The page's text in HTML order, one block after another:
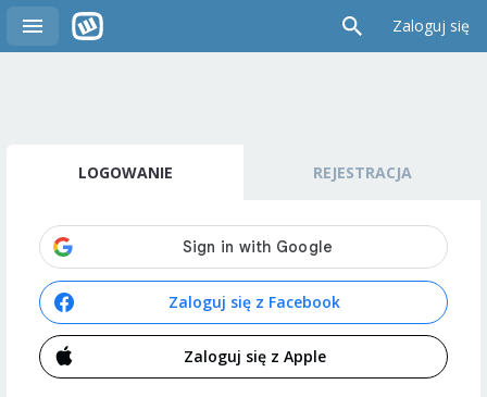
Zaloguj się
LOGOWANIE REJESTRACJA
Zaloguj się z Facebook
Zaloguj się z Apple